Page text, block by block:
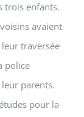
trois enfants.
avaient
traversée
police
parents.
pour la